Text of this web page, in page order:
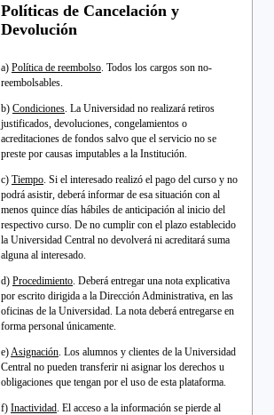
Políticas de Cancelación y
Devolución
a) Política de reembolso . Todos los cargos son no-
reembolsables.
b) Condiciones . La Universidad no realizará retiros
justificados, devoluciones, congelamientos o
acreditaciones de fondos salvo que el servicio no se
preste por causas imputables a la Institución.
c) Tiempo . Si el interesado realizó el pago del curso y no
podrá asistir, deberá informar de esa situación con al
menos quince días hábiles de anticipación al inicio del
respectivo curso. De no cumplir con el plazo establecido
la Universidad Central no devolverá ni acreditará suma
alguna al interesado.
d) Procedimiento . Deberá entregar una nota explicativa
por escrito dirigida a la Dirección Administrativa, en las
oficinas de la Universidad. La nota deberá entregarse en
forma personal únicamente.
e) Asignación . Los alumnos y clientes de la Universidad
Central no pueden transferir ni asignar los derechos u
obligaciones que tengan por el uso de esta plataforma.
f) Inactividad . El acceso a la información se pierde al